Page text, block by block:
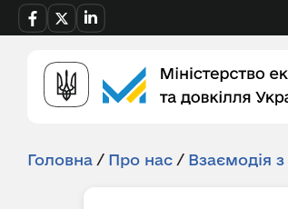
Головна / Про нас / Взаємодія